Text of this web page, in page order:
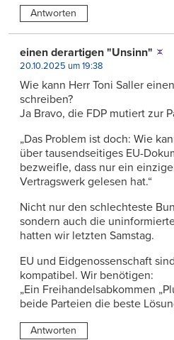
Antworten
einen derartigen "Unsinn"
20.10.2025 um 19:38
Wie kann Herr Toni Saller
schreiben?
Ja Bravo, die FDP mutiert zur
„Das Problem ist doch: Wie
über tausendseitiges EU-
bezweifle, dass nur ein
Vertragswerk gelesen hat.“
Nicht nur den schlechteste
sondern auch die
hatten wir letzten Samstag.
EU und Eidgenossenschaft
kompatibel. Wir benötigen:
„Ein Freihandelsabkommen
beide Parteien die beste
Antworten